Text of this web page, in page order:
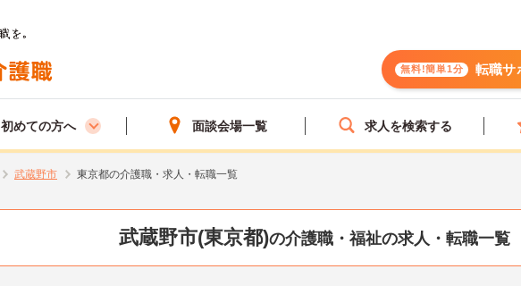
無料!簡単1分 転職サ
初めての方へ 面談会場一覧 求人を検索する
武蔵野市 東京都の介護職・求人・転職一覧
武蔵野市(東京都)の介護職・福祉の求人・転職一覧